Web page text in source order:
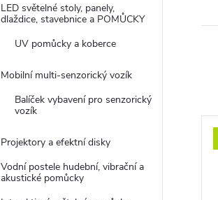
LED světelné stoly, panely,
dlaždice, stavebnice a POMŮCKY
UV pomůcky a koberce
Mobilní multi-senzorický vozík
Balíček vybavení pro senzorický
vozík
Projektory a efektní disky
Vodní postele hudební, vibrační a
akustické pomůcky